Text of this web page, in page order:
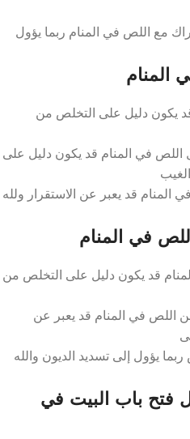
مع اللص في المنام ربما يؤول
المنام
يكون دليل على التخلص من
اللص في المنام قد يكون دليل على
المنام قد يعبر عن الاستقرار ولله
في المنام
قد يكون دليل على التخلص من
اللص في المنام قد يعبر عن
يؤول إلى تسديد الديون والله
باب البيت في